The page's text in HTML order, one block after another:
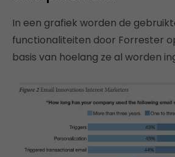
In een grafiek worden de
functionaliteiten door Forrester
basis van hoelang ze al worden